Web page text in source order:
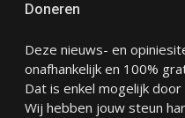
Doneren
Deze nieuws- en
onafhankelijk en 100%
Dat is enkel mogelijk
Wij hebben jouw steun